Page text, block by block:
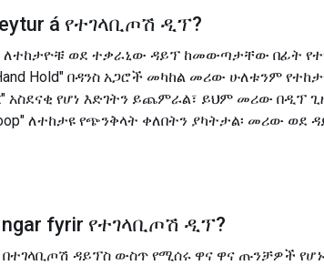
á የተገላቢጦሽ ዲፕ?
ለተከታዮቹ ወደ ተቃራኒው ዳይፕ ከመውጣታቸው በፊት
Hand Hold" በዳንስ አጋሮች መካከል መሪው ሁለቱንም
አስደናቂ የሆነ እድገትን ይጨምራል፣ ይህም መሪው በዲፕ
Loop" ለተከታዩ የጭንቅላት ቀለበትን ያካትታል፡ መሪው
fyrir የተገላቢጦሽ ዲፕ?
በተገላቢጦሽ ዳይፕስ ውስጥ የሚሰሩ ዋና ዋና ጡንቻዎች